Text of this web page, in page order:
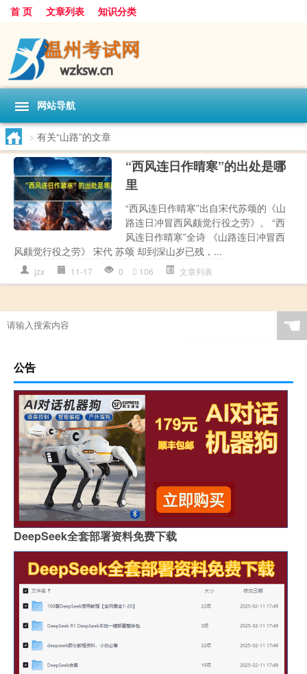
首 页 文章列表 知识分类
网站导航
> 有关“山路”的文章
“西风连日作晴寒”的出处是哪
里
“西风连日作晴寒”出自宋代苏颂的《山
路连日冲冒西风颇觉行役之劳》。 “西
风连日作晴寒”全诗 《山路连日冲冒西
风颇觉行役之劳》 宋代 苏颂 却到深山岁已残，...
jzx 11-17 0 106 文章列表
☚
公告
DeepSeek全套部署资料免费下载